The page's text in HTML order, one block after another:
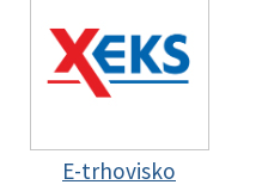
E-trhovisko